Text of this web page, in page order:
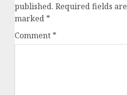
published. Required fields are
marked *
Comment *